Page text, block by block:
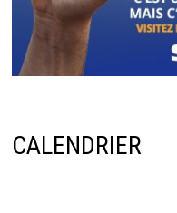
CALENDRIER